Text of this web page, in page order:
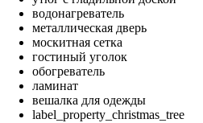
водонагреватель
металлическая дверь
москитная сетка
гостиный уголок
обогреватель
ламинат
вешалка для одежды
label_property_christmas_tree